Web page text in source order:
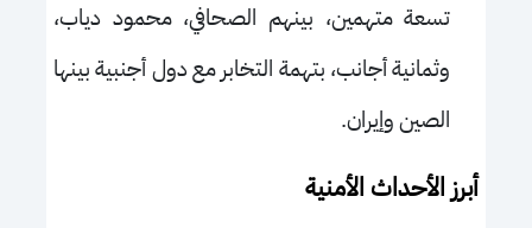
تسعة متهمين، بينهم الصحافي، محمود دياب،
وثمانية أجانب، بتهمة التخابر مع دول أجنبية بينها
الصين وإيران.
أبرز الأحداث الأمنية